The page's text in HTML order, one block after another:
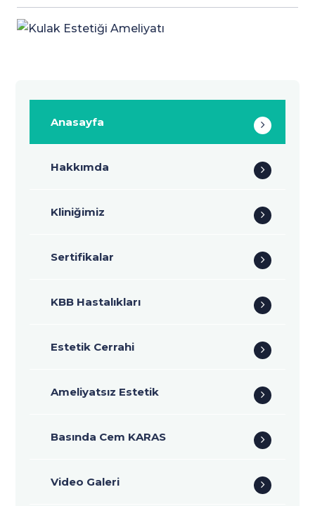
Anasayfa
Hakkımda
Kliniğimiz
Sertifikalar
KBB Hastalıkları
Estetik Cerrahi
Ameliyatsız Estetik
Basında Cem KARAS
Video Galeri